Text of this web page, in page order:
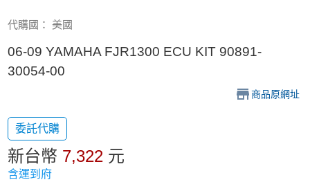
代購國： 美國
06-09 YAMAHA FJR1300 ECU KIT 90891-
30054-00
商品原網址
委託代購
新台幣 7,322 元
含運到府